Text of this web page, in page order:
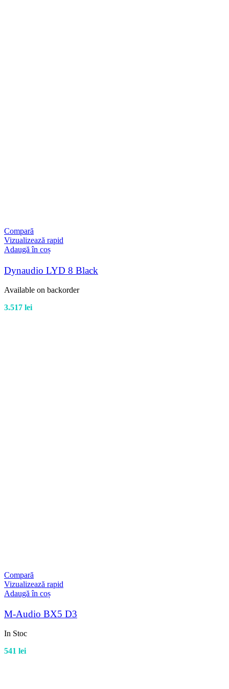
Compară
Vizualizează rapid
Adaugă în coș
Dynaudio LYD 8 Black
Available on backorder
3.517 lei
Compară
Vizualizează rapid
Adaugă în coș
M-Audio BX5 D3
In Stoc
541 lei